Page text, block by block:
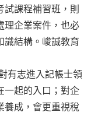
試課程補習班，則
理企業案件，也必
識結構。峻誠教育
有志進入記帳士領
一起的入口；對企
養成，會更重視稅